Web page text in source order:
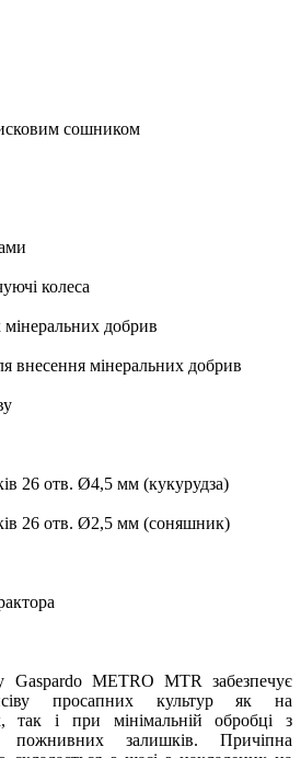
сошником
колеса
добрив
внесення мінеральних добрив
26 отв. Ø4,5 мм (кукурудза)
26 отв. Ø2,5 мм (соняшник)
Gaspardo METRO MTR забезпечує
просапних культур як на
так і при мінімальній обробці з
пожнивних залишків. Причіпна